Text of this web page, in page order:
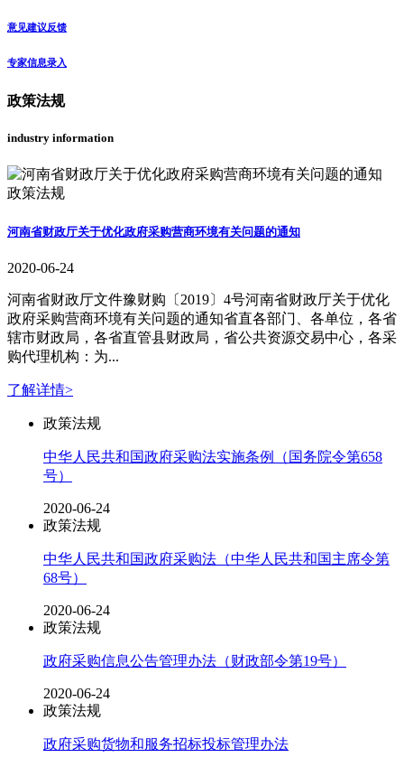
意见建议反馈
专家信息录入
政策法规
industry information
政策法规
河南省财政厅关于优化政府采购营商环境有关问题的通知
2020-06-24
河南省财政厅文件豫财购〔2019〕4号河南省财政厅关于优化
政府采购营商环境有关问题的通知省直各部门、各单位，各省
辖市财政局，各省直管县财政局，省公共资源交易中心，各采
购代理机构：为...
了解详情>
政策法规
中华人民共和国政府采购法实施条例（国务院令第658
号）
2020-06-24
政策法规
中华人民共和国政府采购法（中华人民共和国主席令第
68号）
2020-06-24
政策法规
政府采购信息公告管理办法（财政部令第19号）
2020-06-24
政策法规
政府采购货物和服务招标投标管理办法